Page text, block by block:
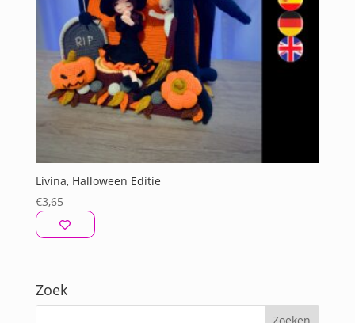
Livina, Halloween Editie
€3,65
Zoek